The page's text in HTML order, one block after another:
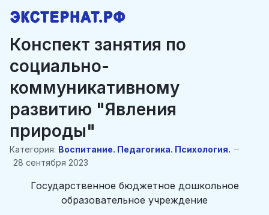
Конспект занятия по
социально-
коммуникативному
развитию "Явления
природы"
Категория: Воспитание. Педагогика. Психология.
28 сентября 2023
Государственное бюджетное дошкольное
образовательное учреждение